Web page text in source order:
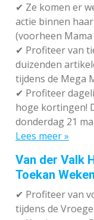
✔ Ze komen er
actie binnen
(voorheen
✔ Profiteer van
duizenden
tijdens de Mega
✔ Profiteer
hoge kortingen!
donderdag 21
Lees meer »
Van der Valk
Toekan Weken
✔ Profiteer van
tijdens de